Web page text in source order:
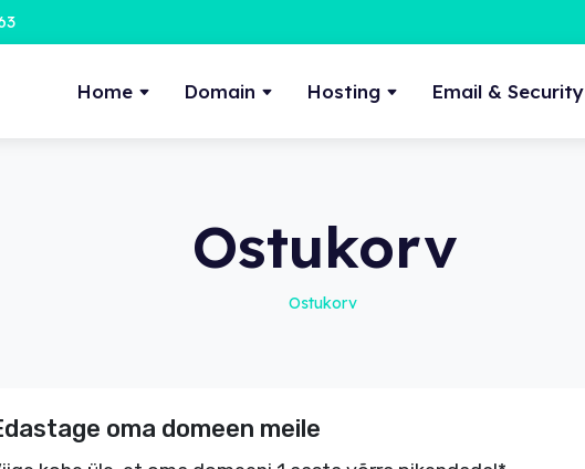
Home Domain Hosting Email & Security
Ostukorv
Ostukorv
oma domeen meile